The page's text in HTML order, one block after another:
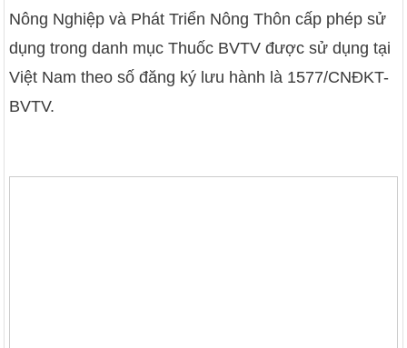
Nông Nghiệp và Phát Triển Nông Thôn cấp phép sử
dụng trong danh mục Thuốc BVTV được sử dụng tại
Việt Nam theo số đăng ký lưu hành là 1577/CNĐKT-
BVTV.